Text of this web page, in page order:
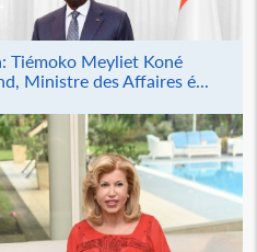
Tiémoko Meyliet Koné
Ministre des Affaires é...